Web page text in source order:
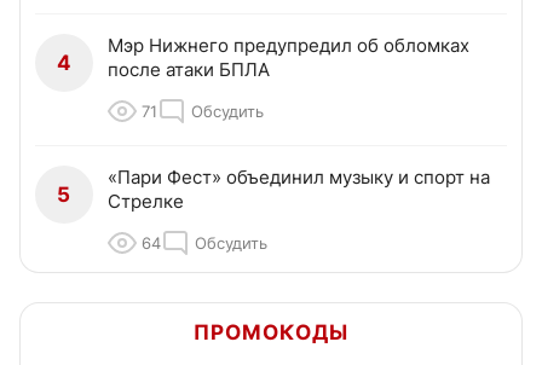
4
Мэр Нижнего предупредил об обломках
после атаки БПЛА
71 Обсудить
5
«Пари Фест» объединил музыку и спорт на
Стрелке
64 Обсудить
ПРОМОКОДЫ